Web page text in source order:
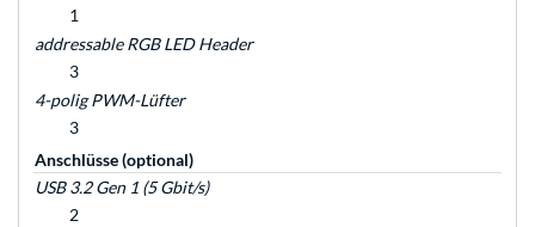
1
addressable RGB LED Header
3
4-polig PWM-Lüfter
3
Anschlüsse (optional)
USB 3.2 Gen 1 (5 Gbit/s)
2